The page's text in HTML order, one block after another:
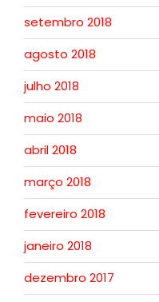
setembro 2018
agosto 2018
julho 2018
maio 2018
abril 2018
março 2018
fevereiro 2018
janeiro 2018
dezembro 2017